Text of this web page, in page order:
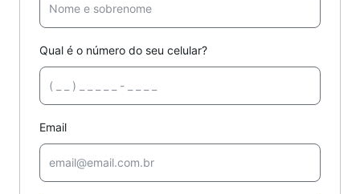
Qual é o número do seu celular?
Email